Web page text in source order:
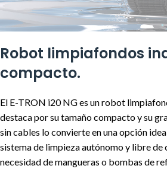
Robot limpiafondos
compacto.
El E-TRON i20 NG es un robot
destaca por su tamaño compacto y su
sin cables lo convierte en una opción
sistema de limpieza autónomo y libre de
necesidad de mangueras o bombas de